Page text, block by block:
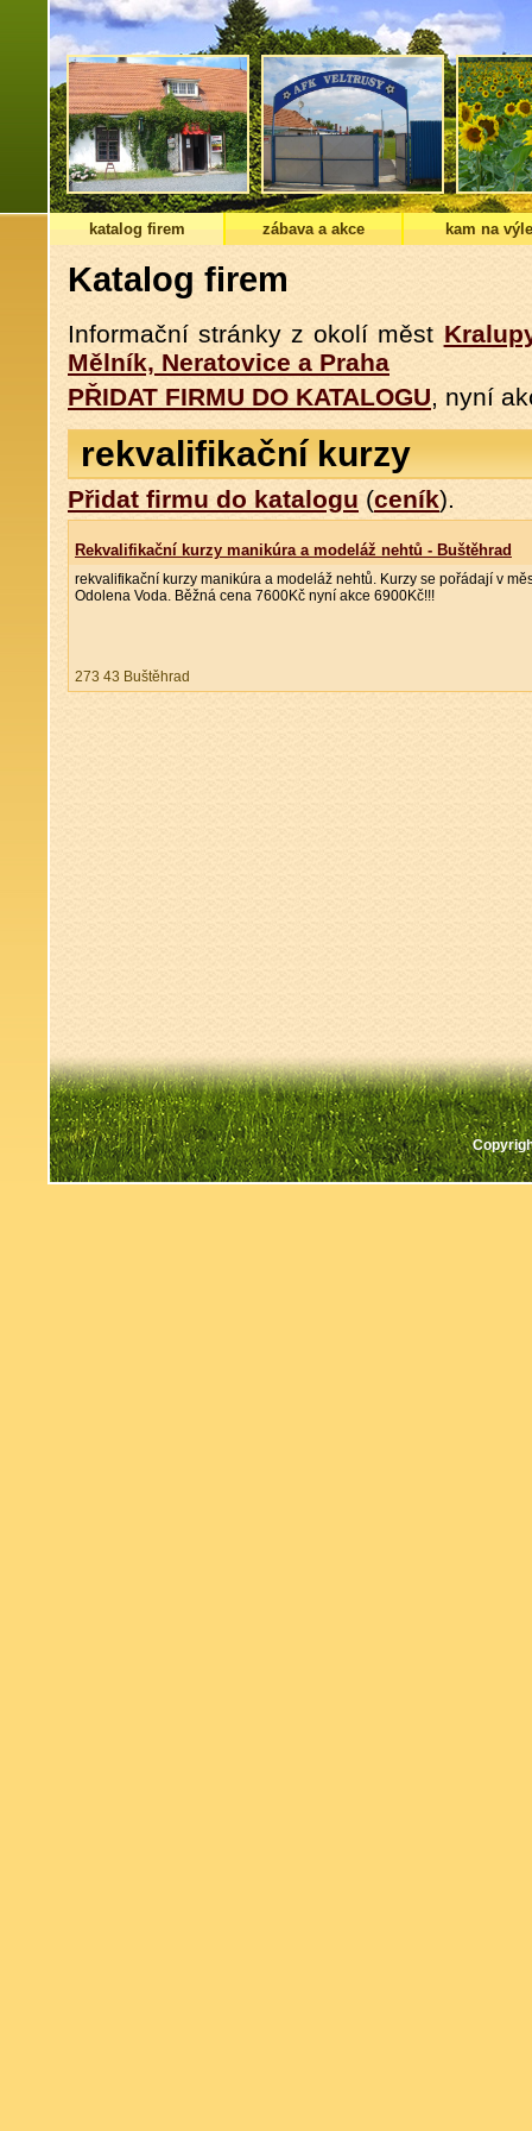
katalog firem zábava a akce kam na
Katalog firem
Informační stránky z okolí měst
Mělník, Neratovice a Praha
PŘIDAT FIRMU DO KATALOGU, nyní
rekvalifikační kurzy
Přidat firmu do katalogu (ceník).
Rekvalifikační kurzy manikúra a modeláž nehtů - Buštěhrad
rekvalifikační kurzy manikúra a modeláž nehtů. Kurzy se pořádají v
Odolena Voda. Běžná cena 7600Kč nyní akce 6900Kč!!!
273 43 Buštěhrad